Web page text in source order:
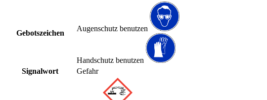
Gebotszeichen
Augenschutz benutzen
Handschutz benutzen
Signalwort
Gefahr